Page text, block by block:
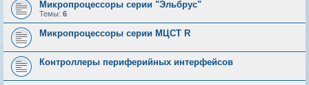
Микропроцессоры серии "Эльбрус"
Темы: 6
Микропроцессоры серии МЦСТ R
Контроллеры периферийных интерфейсов